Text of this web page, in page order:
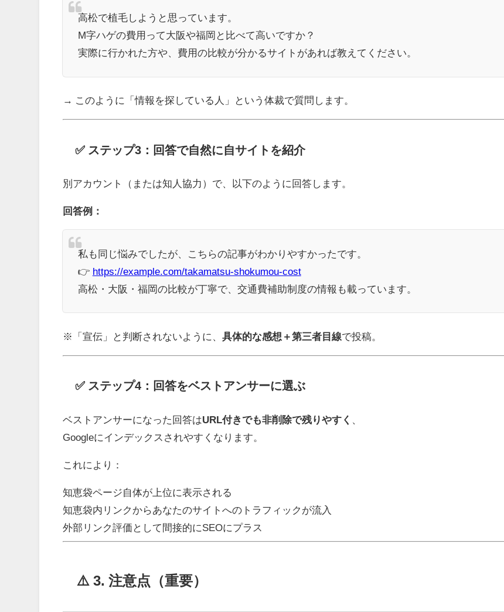
高松で植毛しようと思っています。
M字ハゲの費用って大阪や福岡と比べて高いですか？
実際に行かれた方や、費用の比較が分かるサイトがあれば教えてください。
→ このように「情報を探している人」という体裁で質問します。
✅ ステップ3：回答で自然に自サイトを紹介
別アカウント（または知人協力）で、以下のように回答します。
回答例：
私も同じ悩みでしたが、こちらの記事がわかりやすかったです。
👉 https://example.com/takamatsu-shokumou-cost
高松・大阪・福岡の比較が丁寧で、交通費補助制度の情報も載っています。
※「宣伝」と判断されないように、具体的な感想＋第三者目線で投稿。
✅ ステップ4：回答をベストアンサーに選ぶ
ベストアンサーになった回答はURL付きでも非削除で残りやすく
Googleにインデックスされやすくなります。
これにより：
知恵袋ページ自体が上位に表示される
知恵袋内リンクからあなたのサイトへのトラフィックが流入
外部リンク評価として間接的にSEOにプラス
⚠️ 3. 注意点（重要）